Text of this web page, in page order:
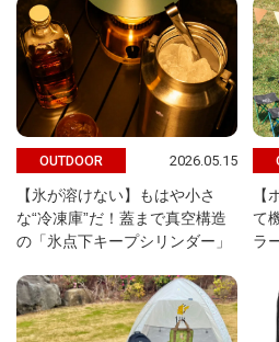
OUTDOOR 2026.05.15
【氷が溶けない】もはや小さ
な“冷凍庫”だ！蓋まで真空構造
の「氷点下キープシリンダー」
【
て
ラ